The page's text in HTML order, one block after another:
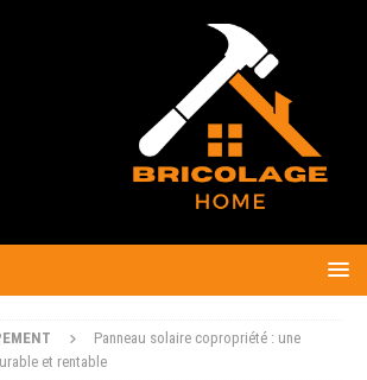
Panneau solaire copropriété : une
et rentable